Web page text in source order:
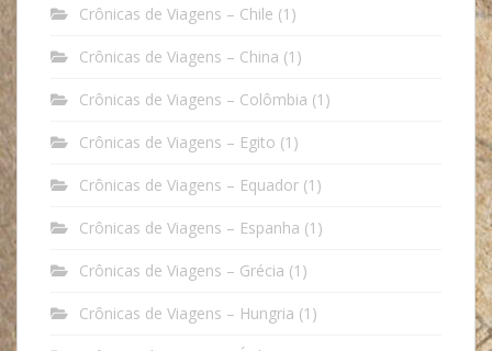
Crônicas de Viagens – Chile (1)
Crônicas de Viagens – China (1)
Crônicas de Viagens – Colômbia (1)
Crônicas de Viagens – Egito (1)
Crônicas de Viagens – Equador (1)
Crônicas de Viagens – Espanha (1)
Crônicas de Viagens – Grécia (1)
Crônicas de Viagens – Hungria (1)